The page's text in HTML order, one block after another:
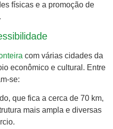
físicas e a promoção de
com várias cidades da
econômico e cultural. Entre
se:
que fica a cerca de 70 km,
mais ampla e diversas